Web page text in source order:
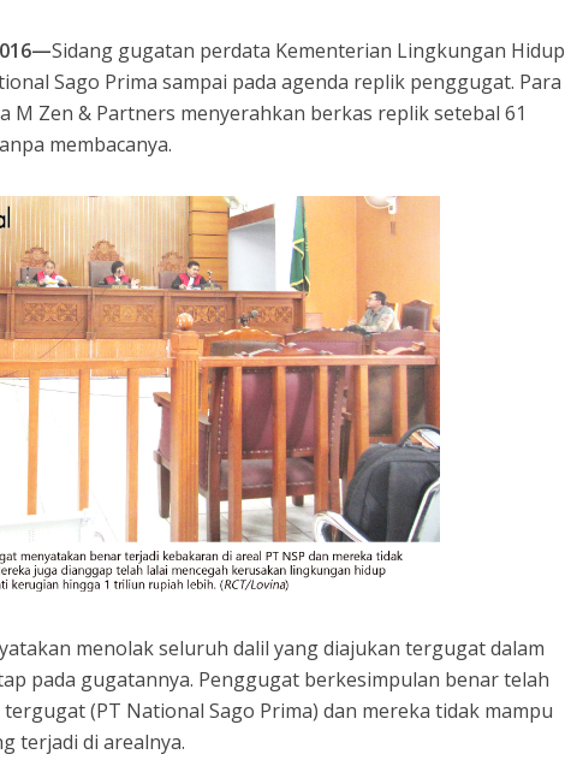
Sidang gugatan perdata Kementerian Lingkungan Hidup
Sago Prima sampai pada agenda replik penggugat. Para
M Zen & Partners menyerahkan berkas replik setebal 61
membacanya.
menolak seluruh dalil yang diajukan tergugat dalam
pada gugatannya. Penggugat berkesimpulan benar telah
(PT National Sago Prima) dan mereka tidak mampu
terjadi di arealnya.